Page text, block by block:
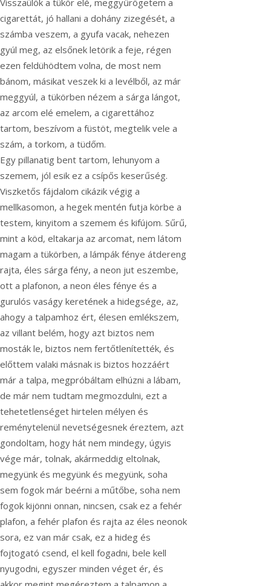
cigarettát, jó hallani a dohány zizegését, a
számba veszem, a gyufa vacak, nehezen
gyúl meg, az elsőnek letörik a feje, régen
ezen feldühödtem volna, de most nem
bánom, másikat veszek ki a levélből, az már
meggyúl, a tükörben nézem a sárga lángot,
az arcom elé emelem, a cigarettához
tartom, beszívom a füstöt, megtelik vele a
szám, a torkom, a tüdőm.
Egy pillanatig bent tartom, lehunyom a
szemem, jól esik ez a csípős keserűség.
Viszketős fájdalom cikázik végig a
mellkasomon, a hegek mentén futja körbe a
testem, kinyitom a szemem és kifújom. Sűrű,
mint a köd, eltakarja az arcomat, nem látom
magam a tükörben, a lámpák fénye átdereng
rajta, éles sárga fény, a neon jut eszembe,
ott a plafonon, a neon éles fénye és a
gurulós vaságy keretének a hidegsége, az,
ahogy a talpamhoz ért, élesen emlékszem,
az villant belém, hogy azt biztos nem
mosták le, biztos nem fertőtlenítették, és
előttem valaki másnak is biztos hozzáért
már a talpa, megpróbáltam elhúzni a lábam,
de már nem tudtam megmozdulni, ezt a
tehetetlenséget hirtelen mélyen és
reménytelenül nevetségesnek éreztem, azt
gondoltam, hogy hát nem mindegy, úgyis
vége már, tolnak, akármeddig eltolnak,
megyünk és megyünk és megyünk, soha
sem fogok már beérni a műtőbe, soha nem
fogok kijönni onnan, nincsen, csak ez a fehér
plafon, a fehér plafon és rajta az éles neonok
sora, ez van már csak, ez a hideg és
fojtogató csend, el kell fogadni, bele kell
nyugodni, egyszer minden véget ér, és